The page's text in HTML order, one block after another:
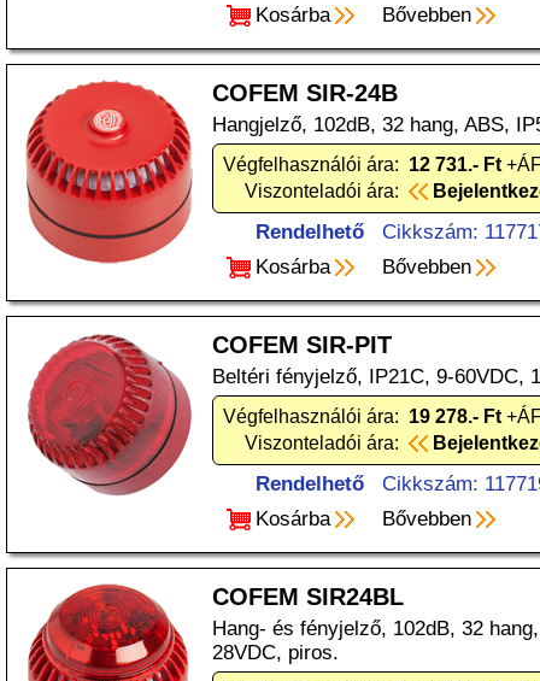
Kosárba
Bővebben
COFEM SIR-24B
Hangjelző, 102dB, 32 hang, ABS,
Végfelhasználói ára: 12 731.- Ft
Viszonteladói ára:
Rendelhető
Cikkszám:
Kosárba
Bővebben
COFEM SIR-PIT
Beltéri fényjelző, IP21C, 9-60VDC,
Végfelhasználói ára: 19 278.- Ft
Viszonteladói ára:
Rendelhető
Cikkszám:
Kosárba
Bővebben
COFEM SIR24BL
Hang- és fényjelző, 102dB, 32
28VDC, piros.